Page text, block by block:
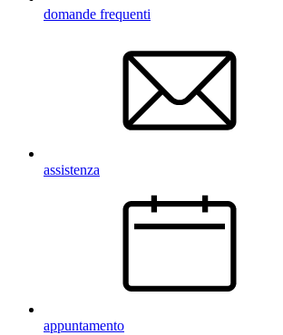
domande frequenti
assistenza
appuntamento